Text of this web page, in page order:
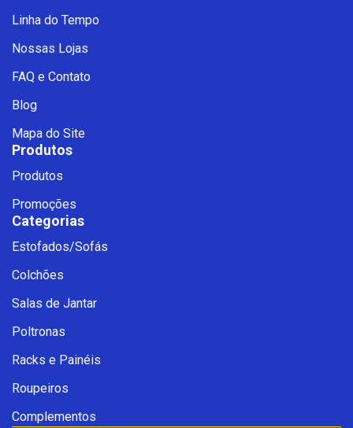
Linha do Tempo
Nossas Lojas
FAQ e Contato
Blog
Mapa do Site
Produtos
Produtos
Promoções
Categorias
Estofados/Sofás
Colchões
Salas de Jantar
Poltronas
Racks e Painéis
Roupeiros
Complementos